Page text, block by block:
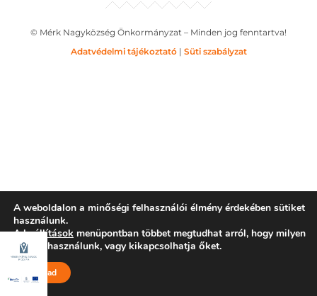
© Mérk Nagyközség Önkormányzat – Minden jog fenntartva!
Adatvédelmi tájékoztató| Süti szabályzat
A weboldalon a minőségi felhasználói élmény érdekében sütiket
használunk.
Abeállítások menüpontban többet megtudhat arról, hogy milyen
sütiket használunk, vagy kikapcsolhatja őket.
Elfogad